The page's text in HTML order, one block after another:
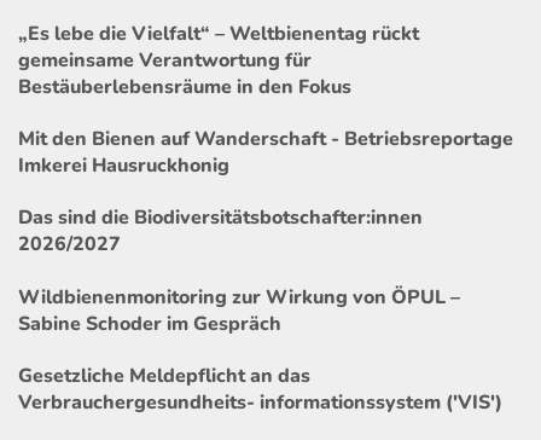
„Es lebe die Vielfalt“ – Weltbienentag rückt
gemeinsame Verantwortung für
Bestäuberlebensräume in den Fokus
Mit den Bienen auf Wanderschaft - Betriebsreportage
Imkerei Hausruckhonig
Das sind die Biodiversitätsbotschafter:innen
2026/2027
Wildbienenmonitoring zur Wirkung von ÖPUL –
Sabine Schoder im Gespräch
Gesetzliche Meldepflicht an das
Verbrauchergesundheits- informationssystem ('VIS')